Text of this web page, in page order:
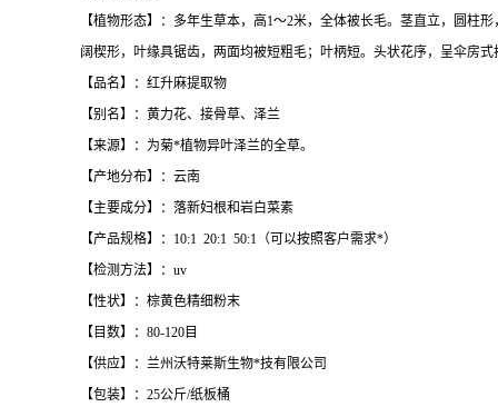
【植物形态】：多年生草本，高1～2米，全体被长毛。茎直立，圆柱
阔楔形，叶缘具锯齿，两面均被短粗毛；叶柄短。头状花序，呈伞房
【品名】：红升麻提取物
【别名】：黄力花、接骨草、泽兰
【来源】：为菊*植物异叶泽兰的全草。
【产地分布】：云南
【主要成分】：落新妇根和岩白菜素
【产品规格】：10:1 20:1 50:1（可以按照客户需求*）
【检测方法】：uv
【性状】：棕黄色精细粉末
【目数】：80-120目
【供应】：兰州沃特莱斯生物*技有限公司
【包装】：25公斤/纸板桶